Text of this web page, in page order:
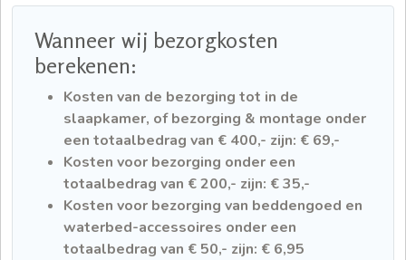
Wanneer wij bezorgkosten
berekenen:
Kosten van de bezorging tot in de
slaapkamer, of bezorging & montage onder
een totaalbedrag van € 400,- zijn: € 69,-
Kosten voor bezorging onder een
totaalbedrag van € 200,- zijn: € 35,-
Kosten voor bezorging van beddengoed en
waterbed-accessoires onder een
totaalbedrag van € 50,- zijn: € 6,95